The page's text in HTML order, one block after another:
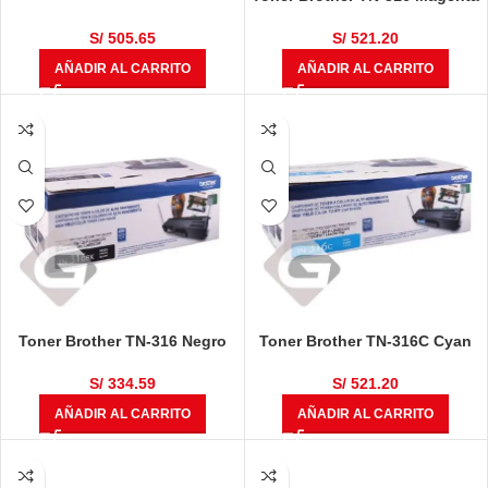
S/505.65
AÑADIR AL CARRITO
S/ 521.20
AÑADIR AL CARRITO
Toner Brother TN-316 Negro
S/334.59
AÑADIR AL CARRITO
Toner Brother TN-316C Cyan
S/ 521.20
AÑADIR AL CARRITO